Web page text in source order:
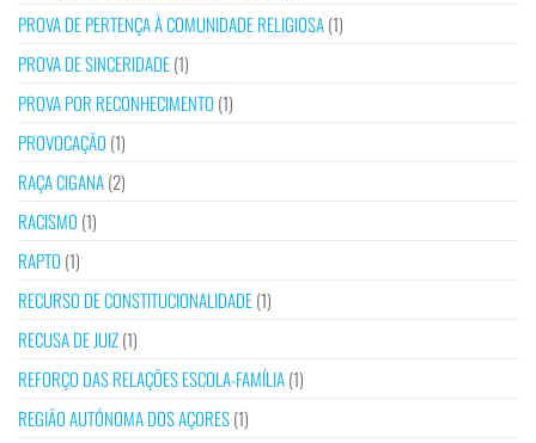
PROVA DE PERTENÇA À COMUNIDADE RELIGIOSA(1)
PROVA DE SINCERIDADE(1)
PROVA POR RECONHECIMENTO (1)
PROVOCAÇÃO (1)
RAÇA CIGANA(2)
RACISMO (1)
RAPTO (1)
RECURSO DE CONSTITUCIONALIDADE(1)
RECUSA DE JUIZ(1)
REFORÇO DAS RELAÇÕES ESCOLA-FAMÍLIA(1)
REGIÃO AUTÓNOMA DOS AÇORES(1)